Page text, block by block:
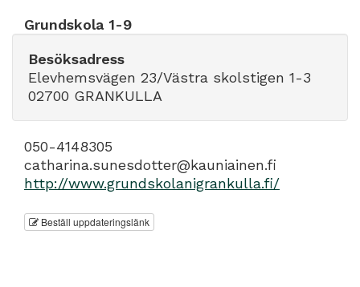
Grundskola 1-9
Besöksadress
Elevhemsvägen 23/Västra skolstigen 1-3
02700 GRANKULLA
050-4148305
catharina.sunesdotter@kauniainen.fi
http://www.grundskolanigrankulla.fi/
Beställ uppdateringslänk